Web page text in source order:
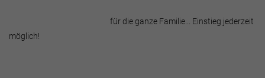
für die ganze Familie... Einstieg jederzeit
möglich!